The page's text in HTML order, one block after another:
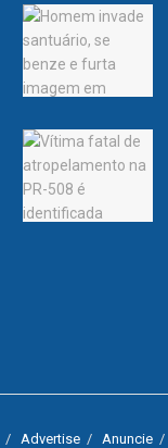
Advertise Anuncie